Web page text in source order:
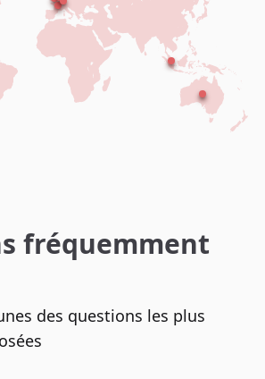
fréquemment
des questions les plus